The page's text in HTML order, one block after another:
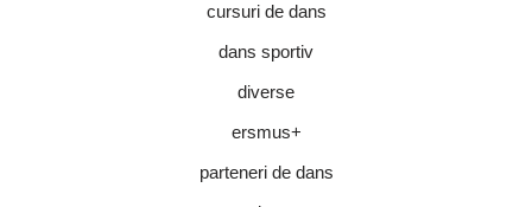
cursuri de dans
dans sportiv
diverse
ersmus+
parteneri de dans